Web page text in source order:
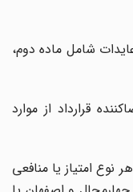
شامل ماده دوم،
قرارداد از موارد
امتیاز یا منافعی